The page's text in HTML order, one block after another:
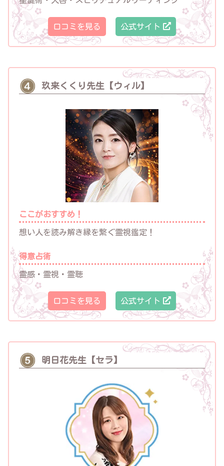
口コミを見る 公式サイト
玖来くくり先生【ウィル】
ここがおすすめ！
想い人を読み解き縁を繋ぐ霊視鑑定！
得意占術
霊感・霊視・霊聴
口コミを見る 公式サイト
明日花先生【セラ】